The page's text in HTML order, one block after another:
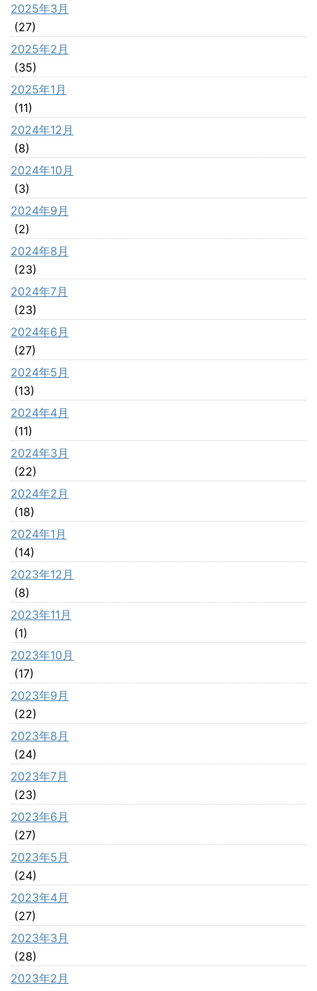
2025年3月
(27)
2025年2月
(35)
2025年1月
(11)
2024年12月
(8)
2024年10月
(3)
2024年9月
(2)
2024年8月
(23)
2024年7月
(23)
2024年6月
(27)
2024年5月
(13)
2024年4月
(11)
2024年3月
(22)
2024年2月
(18)
2024年1月
(14)
2023年12月
(8)
2023年11月
(1)
2023年10月
(17)
2023年9月
(22)
2023年8月
(24)
2023年7月
(23)
2023年6月
(27)
2023年5月
(24)
2023年4月
(27)
2023年3月
(28)
2023年2月